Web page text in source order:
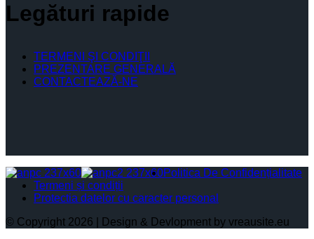
Legături rapide
TERMENI ŞI CONDIŢII
PREZENTARE GENERALĂ
CONTACTEAZĂ-NE
Politica De Confidențialitate
Termeni și condiții
Protectia datelor cu caracter personal
© Copyright 2026 | Design & Devlopment by vreausite.eu